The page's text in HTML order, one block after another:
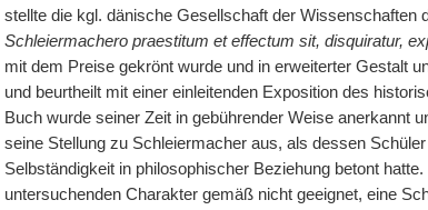
stellte die kgl. dänische Gesellschaft der Wissenschaften
Schleiermachero praestitum et effectum sit, disquiratur,
mit dem Preise gekrönt wurde und in erweiterter Gestalt
und beurtheilt mit einer einleitenden Exposition des
Buch wurde seiner Zeit in gebührender Weise anerkannt
seine Stellung zu Schleiermacher aus, als dessen
Selbständigkeit in philosophischer Beziehung betont
untersuchenden Charakter gemäß nicht geeignet, eine